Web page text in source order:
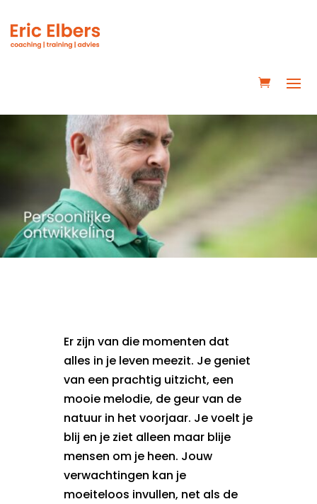
Er zijn van die momenten dat
alles in je leven meezit. Je geniet
van een prachtig uitzicht, een
mooie melodie, de geur van de
natuur in het voorjaar. Je voelt je
blij en je ziet alleen maar blije
mensen om je heen. Jouw
verwachtingen kan je
moeiteloos invullen, net als de